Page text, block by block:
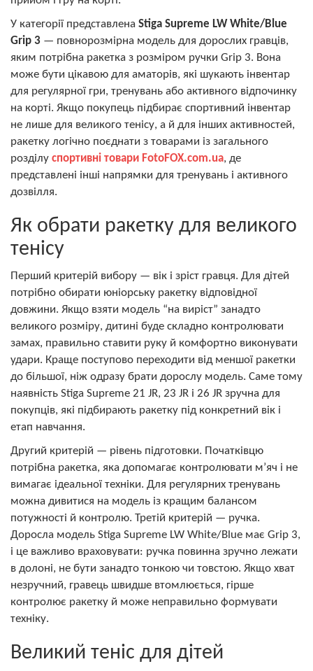
У категорії представлена Stiga Supreme LW White/Blue
Grip 3 — повнорозмірна модель для дорослих гравців,
яким потрібна ракетка з розміром ручки Grip 3. Вона
може бути цікавою для аматорів, які шукають інвентар
для регулярної гри, тренувань або активного відпочинку
на корті. Якщо покупець підбирає спортивний інвентар
не лише для великого тенісу, а й для інших активностей,
ракетку логічно поєднати з товарами із загального
розділу спортивні товари FotoFOX.com.ua, де
представлені інші напрямки для тренувань і активного
дозвілля.
Як обрати ракетку для великого
тенісу
Перший критерій вибору — вік і зріст гравця. Для дітей
потрібно обирати юніорську ракетку відповідної
довжини. Якщо взяти модель “на виріст” занадто
великого розміру, дитині буде складно контролювати
замах, правильно ставити руку й комфортно виконувати
удари. Краще поступово переходити від меншої ракетки
до більшої, ніж одразу брати дорослу модель. Саме тому
наявність Stiga Supreme 21 JR, 23 JR і 26 JR зручна для
покупців, які підбирають ракетку під конкретний вік і
етап навчання.
Другий критерій — рівень підготовки. Початківцю
потрібна ракетка, яка допомагає контролювати м’яч і не
вимагає ідеальної техніки. Для регулярних тренувань
можна дивитися на модель із кращим балансом
потужності й контролю. Третій критерій — ручка.
Доросла модель Stiga Supreme LW White/Blue має Grip 3,
і це важливо враховувати: ручка повинна зручно лежати
в долоні, не бути занадто тонкою чи товстою. Якщо хват
незручний, гравець швидше втомлюється, гірше
контролює ракетку й може неправильно формувати
техніку.
Великий теніс для дітей